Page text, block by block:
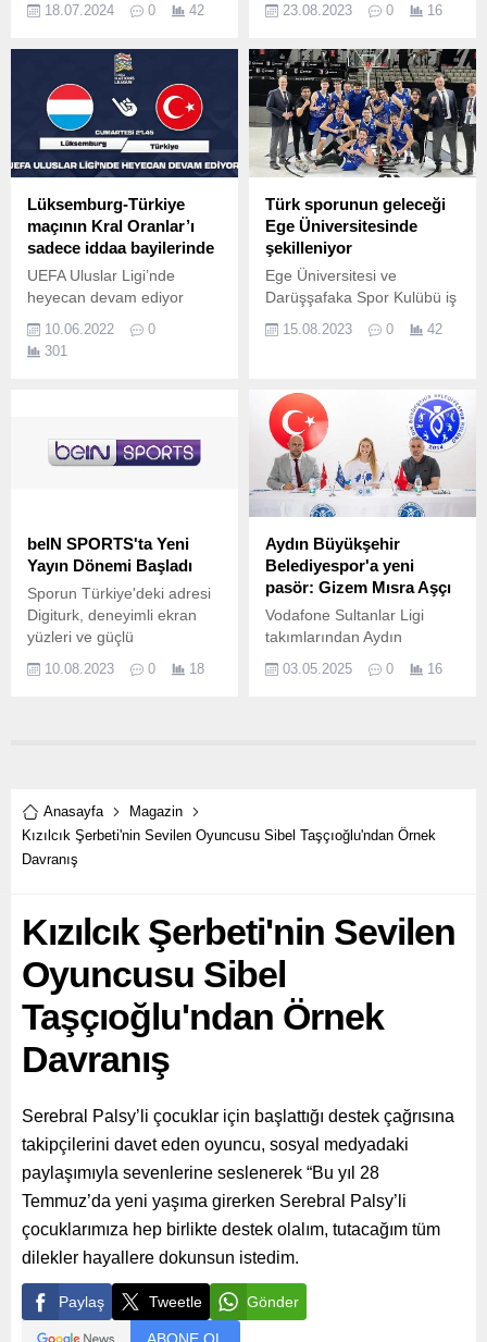
SQUAD adını verdiği yeni
ardından belirlenecek 50
amatör futbol
kulübüne 2024-
2025 sezonunda forma seti
desteği verecek.
18.07.2024 0 42
yetiştirmek için faaliyetlerine
23.08.2023 0 16
Lüksemburg-Türkiye
maçının Kral Oranlar’ı
sadece iddaa bayilerinde
UEFA Uluslar Ligi’nde
heyecan devam ediyor
yakın sabit iddaa bayisi ve
iddaa'a özel, daha yüksek
10.06.2022
0
301
Türk sporunun geleceği
Ege Üniversitesinde
şekilleniyor
Ege Üniversitesi ve
Darüşşafaka Spor Kulübü iş
Ege Üniversitesi Daçka
15.08.2023 0 42
beIN SPORTS'ta Yeni
Yayın Dönemi Başladı
Sporun Türkiye'deki adresi
Digiturk, deneyimli ekran
yüzleri ve güçlü
2024 sezonunda da
10.08.2023 0 18
Aydın Büyükşehir
Belediyespor'a yeni
pasör: Gizem Mısra Aşçı
Vodafone Sultanlar Ligi
takımlarından Aydın
son olarak Aras Kargo’da
03.05.2025 0 16
Anasayfa
Magazin
Kızılcık Şerbeti'nin Sevilen Oyuncusu Sibel Taşçıoğlu'ndan Örnek
Davranış
Kızılcık Şerbeti'nin Sevilen
Oyuncusu Sibel
Taşçıoğlu'ndan Örnek
Davranış
Serebral Palsy’li çocuklar için başlattığı destek çağrısına
takipçilerini davet eden oyuncu, sosyal medyadaki
paylaşımıyla sevenlerine seslenerek “Bu yıl 28
Temmuz’da yeni yaşıma girerken Serebral Palsy’li
çocuklarımıza hep birlikte destek olalım, tutacağım tüm
dilekler hayallere dokunsun istedim.
Paylaş Tweetle Gönder